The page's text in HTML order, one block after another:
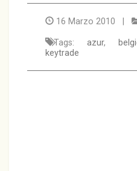
16 Marzo 2010 |
Tags: azur,
keytrade